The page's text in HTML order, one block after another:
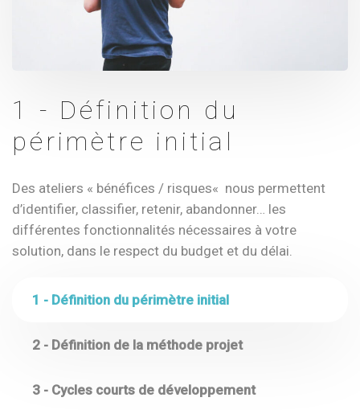
1 - Définition du
périmètre initial
Des ateliers « bénéfices / risques« nous permettent
d’identifier, classifier, retenir, abandonner… les
différentes fonctionnalités nécessaires à votre
solution, dans le respect du budget et du délai.
1 - Définition du périmètre initial
2 - Définition de la méthode projet
3 - Cycles courts de développement